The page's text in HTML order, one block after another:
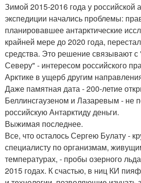
Зимой 2015-2016 года у российской
экспедиции начались проблемы:
планировавшее антарктические
крайней мере до 2020 года,
средства. Это решение связывают
Северу" - интересом российского
Арктике в ущерб другим
Даже памятная дата - 200-летие
Беллинсгаузеном и Лазаревым - не
российскую Антарктиду деньги.
Выжимая последнее.
Все, что осталось Сергею Булату -
специалисту по организмам,
температурах, - пробы озерного
2015 годах. К счастью, в ниц КИ